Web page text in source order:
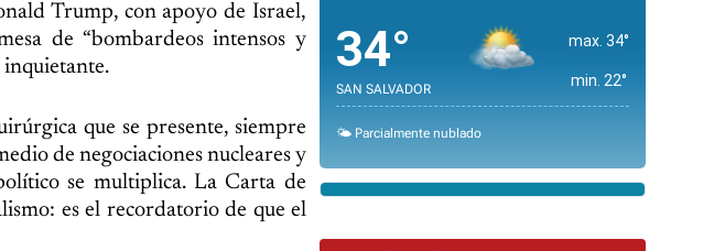
Trump, con apoyo de Israel,
de “bombardeos intensos y
inquietante.
que se presente, siempre
de negociaciones nucleares y
se multiplica. La Carta de
es el recordatorio de que el
34°
SAN SALVADOR
max. 34°
min. 22°
🌤️ Parcialmente nublado